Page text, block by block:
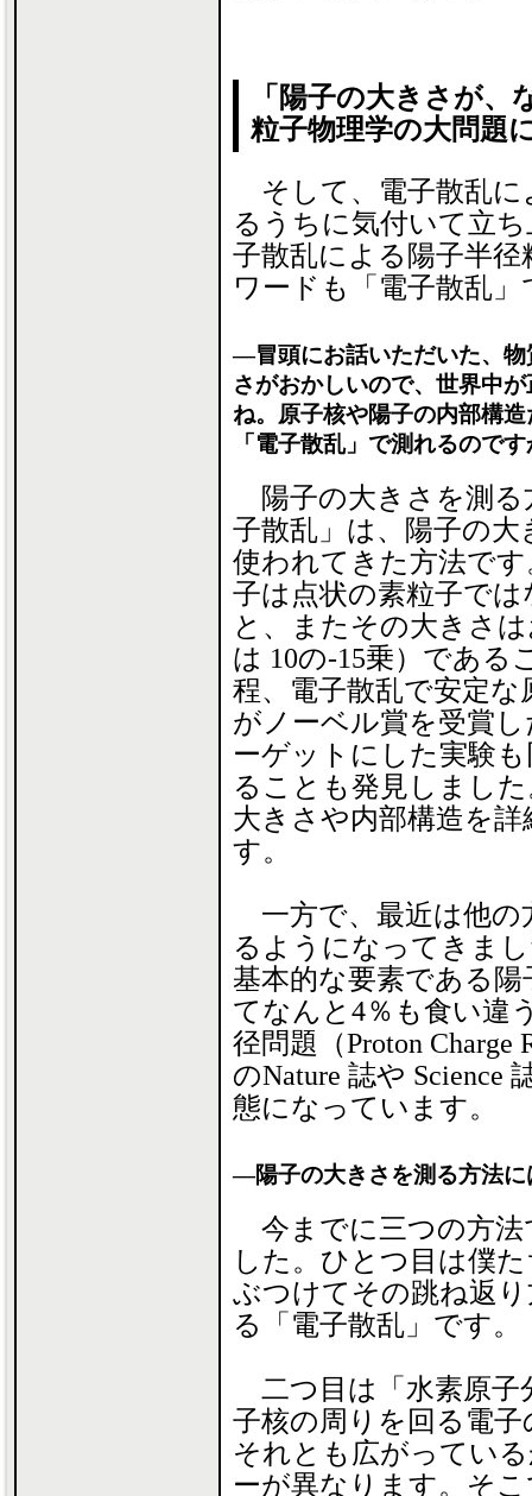
「陽子の大きさが
粒子物理学の大問題
そして、電子散乱に
るうちに気付いて立
子散乱による陽子半
ワードも「電子散乱」
―冒頭にお話いただいた、物
さがおかしいので、世界中
ね。原子核や陽子の内部構
「電子散乱」で測れるので
陽子の大きさを測る
子散乱」は、陽子の
使われてきた方法で
子は点状の素粒子で
と、またその大きさ
は 10の-15乗）である
程、電子散乱で安定
がノーベル賞を受賞
ーゲットにした実験
ることも発見しまし
大きさや内部構造を
す。
一方で、最近は他の
るようになってきま
基本的な要素である
てなんと4％も食い違
径問題（Proton Charge
のNature 誌や Science
態になっています。
―陽子の大きさを測る方法に
今までに三つの方法
した。ひとつ目は僕
ぶつけてその跳ね返
る「電子散乱」です。
二つ目は「水素原子
子核の周りを回る電
それとも広がってい
ーが異なります。そ